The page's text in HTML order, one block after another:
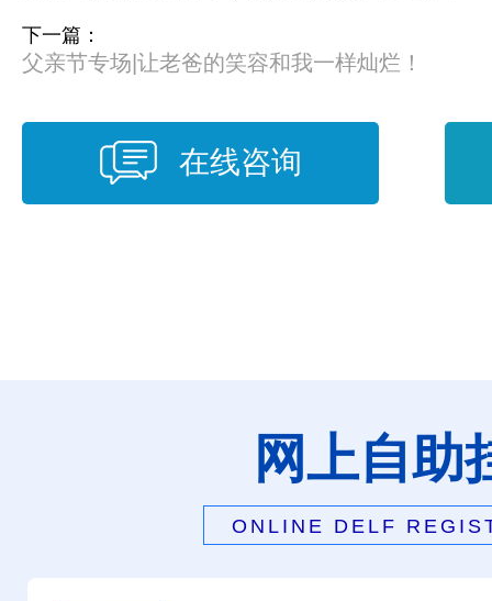
下一篇：
父亲节专场|让老爸的笑容和我一样灿烂！
在线咨询
网上自助
ONLINE DELF